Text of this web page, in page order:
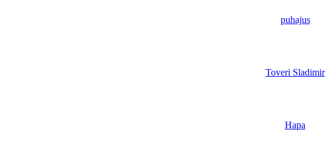
puhajus
Toveri Sladimir
Hapa